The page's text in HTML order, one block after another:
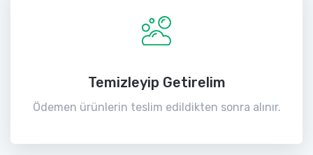
Temizleyip Getirelim
Ödemen ürünlerin teslim edildikten sonra alınır.